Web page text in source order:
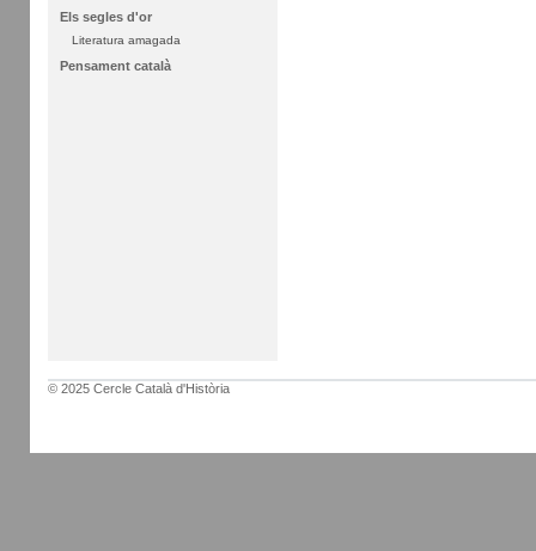
Els segles d'or
Literatura amagada
Pensament català
© 2025 Cercle Català d'Història